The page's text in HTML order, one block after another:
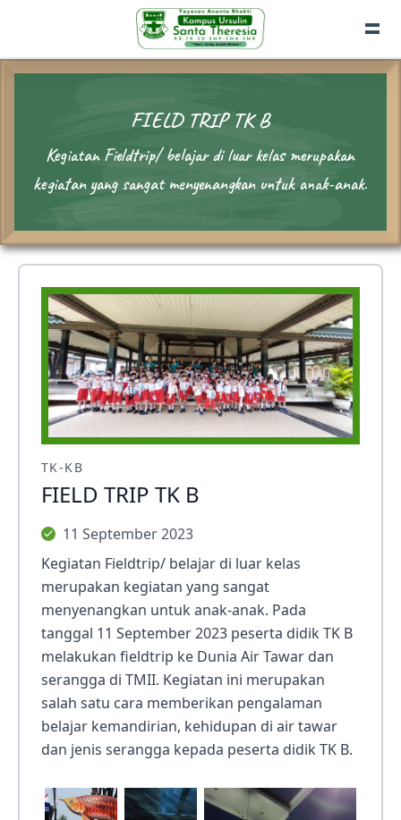
FIELD TRIP TK B
Kegiatan Fieldtrip/ belajar di luar kelas merupakan
kegiatan yang sangat menyenangkan untuk anak-anak.
TK-KB
FIELD TRIP TK B
11 September 2023
Kegiatan Fieldtrip/ belajar di luar kelas
merupakan kegiatan yang sangat
menyenangkan untuk anak-anak. Pada
tanggal 11 September 2023 peserta didik TK B
melakukan fieldtrip ke Dunia Air Tawar dan
serangga di TMII. Kegiatan ini merupakan
salah satu cara memberikan pengalaman
belajar kemandirian, kehidupan di air tawar
dan jenis serangga kepada peserta didik TK B.